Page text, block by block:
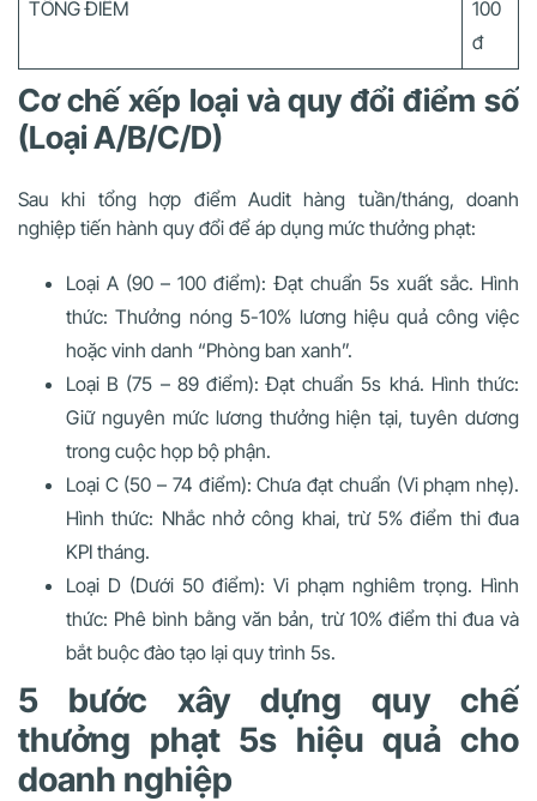
TỔNG ĐIỂM
100
đ
Cơ chế xếp loại và quy đổi điểm số
(Loại A/B/C/D)
Sau khi tổng hợp điểm Audit hàng tuần/tháng, doanh
nghiệp tiến hành quy đổi để áp dụng mức thưởng phạt:
Loại A (90 – 100 điểm): Đạt chuẩn 5s xuất sắc. Hình
thức: Thưởng nóng 5-10% lương hiệu quả công việc
hoặc vinh danh “Phòng ban xanh”.
Loại B (75 – 89 điểm): Đạt chuẩn 5s khá. Hình thức:
Giữ nguyên mức lương thưởng hiện tại, tuyên dương
trong cuộc họp bộ phận.
Loại C (50 – 74 điểm): Chưa đạt chuẩn (Vi phạm nhẹ).
Hình thức: Nhắc nhở công khai, trừ 5% điểm thi đua
KPI tháng.
Loại D (Dưới 50 điểm): Vi phạm nghiêm trọng. Hình
thức: Phê bình bằng văn bản, trừ 10% điểm thi đua và
bắt buộc đào tạo lại quy trình 5s.
5 bước xây dựng quy chế
thưởng phạt 5s hiệu quả cho
doanh nghiệp